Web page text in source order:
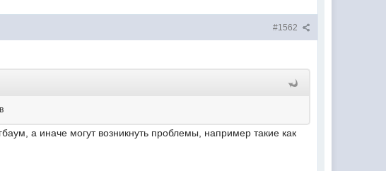
#1562
а иначе могут возникнуть проблемы, например такие как